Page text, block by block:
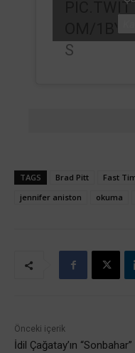
S
TAGS Brad Pitt
Fast
jennifer aniston
okuma
Önceki içerik
İdil Çağatay’ın “Sonbahar”